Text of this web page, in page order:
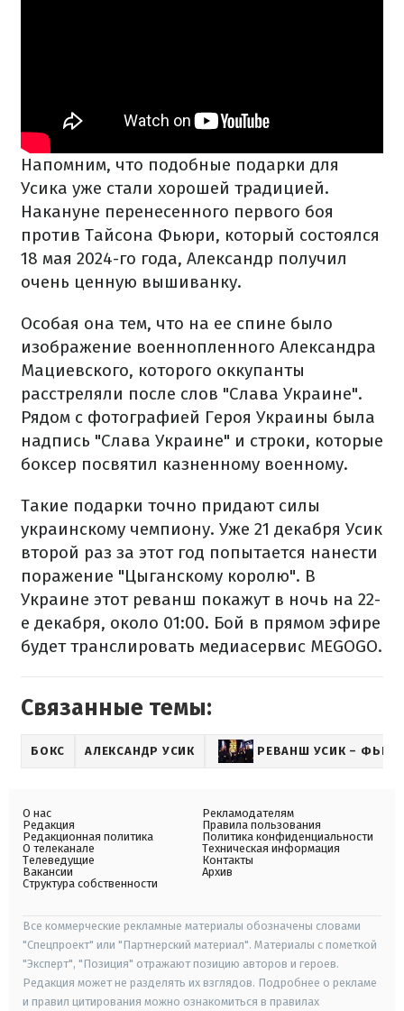
Напомним, что подобные подарки для
Усика уже стали хорошей традицией.
Накануне перенесенного первого боя
против Тайсона Фьюри, который состоялся
18 мая 2024-го года, Александр получил
очень ценную вышиванку.
Особая она тем, что на ее спине было
изображение военнопленного Александра
Мациевского, которого оккупанты
расстреляли после слов "Слава Украине".
Рядом с фотографией Героя Украины была
надпись "Слава Украине" и строки, которые
боксер посвятил казненному военному.
Такие подарки точно придают силы
украинскому чемпиону. Уже 21 декабря Усик
второй раз за этот год попытается нанести
поражение "Цыганскому королю". В
Украине этот реванш покажут в ночь на 22-
е декабря, около 01:00. Бой в прямом эфире
будет транслировать медиасервис MEGOGO.
Связанные темы:
БОКС АЛЕКСАНДР УСИК РЕВАНШ УСИК –
О нас
Редакция
Редакционная политика
О телеканале
Телеведущие
Вакансии
Структура собственности
Рекламодателям
Правила пользования
Политика конфиденциальности
Техническая информация
Контакты
Архив
Все коммерческие рекламные материалы обозначены словами
"Спецпроект" или "Партнерский материал". Материалы с пометкой
"Эксперт", "Позиция" отражают позицию авторов и героев.
Редакция может не разделять их взглядов. Подробнее о рекламе
и правил цитирования можно ознакомиться в правилах